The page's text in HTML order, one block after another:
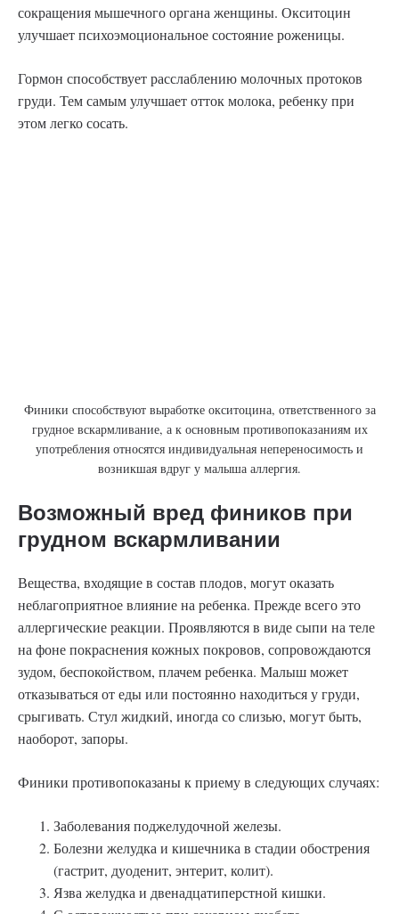
сокращения мышечного органа женщины. Окситоцин
улучшает психоэмоциональное состояние роженицы.
Гормон способствует расслаблению молочных протоков
груди. Тем самым улучшает отток молока, ребенку при
этом легко сосать.
Финики способствуют выработке окситоцина, ответственного за
грудное вскармливание, а к основным противопоказаниям их
употребления относятся индивидуальная непереносимость и
возникшая вдруг у малыша аллергия.
Возможный вред фиников при
грудном вскармливании
Вещества, входящие в состав плодов, могут оказать
неблагоприятное влияние на ребенка. Прежде всего это
аллергические реакции. Проявляются в виде сыпи на теле
на фоне покраснения кожных покровов, сопровождаются
зудом, беспокойством, плачем ребенка. Малыш может
отказываться от еды или постоянно находиться у груди,
срыгивать. Стул жидкий, иногда со слизью, могут быть,
наоборот, запоры.
Финики противопоказаны к приему в следующих случаях:
Заболевания поджелудочной железы.
Болезни желудка и кишечника в стадии обострения
(гастрит, дуоденит, энтерит, колит).
Язва желудка и двенадцатиперстной кишки.